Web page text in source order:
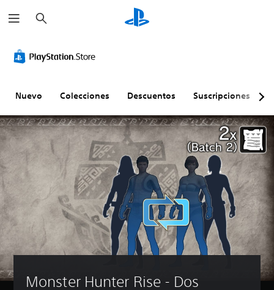
u
s
r
Nuevo Colecciones Descuentos Suscripciones
Monster Hunter Rise - Dos